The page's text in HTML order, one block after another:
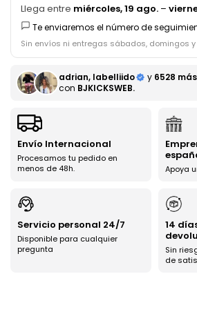
Llega entre miércoles, 19 ago. –
Te enviaremos el número de
Sin envíos ni entregas sábados, domingos
adrian, labelliido y 6528 más
con BJKICKSWEB.
Envío Internacional
Procesamos tu pedido en
menos de 48h.
Apoya
Servicio personal 24/7
Disponible para cualquier
pregunta
14
Sin
de